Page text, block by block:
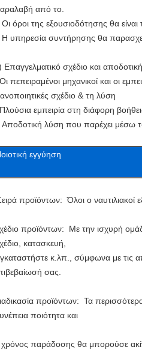
από το.
όροι της εξουσιοδότησης θα
υπηρεσία συντήρησης θα
Επαγγελματικό σχέδιο και
πεπειραμένοι μηχανικοί και οι
σχέδιο & τη λύση
εμπειρία στη διάφορη
λύση που παρέχει μέσω
εγγύηση
προϊόντων: Όλοι ο ναυτιλιακοί
προϊόντων: Με την ισχυρή
κατασκευή,
κ.λπ., σύμφωνα με τις
σας.
προϊόντων: Τα
ποιότητα και
παράδοσης θα μπορούσε